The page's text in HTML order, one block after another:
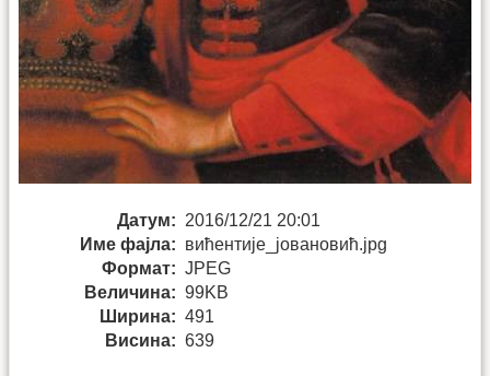
Датум: 2016/12/21 20:01
Име фајла: вићентије_јовановић.jpg
Формат: JPEG
Величина: 99KB
Ширина: 491
Висина: 639